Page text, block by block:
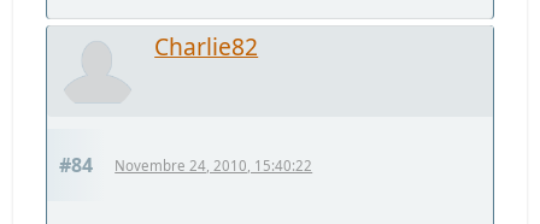
Charlie82
#84 Novembre 24, 2010, 15:40:22